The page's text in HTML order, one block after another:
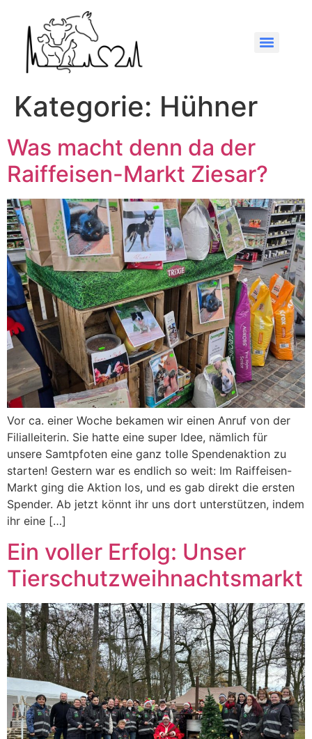
Kategorie: Hühner
Was macht denn da der
Raiffeisen-Markt Ziesar?
Vor ca. einer Woche bekamen wir einen Anruf von der
Filialleiterin. Sie hatte eine super Idee, nämlich für
unsere Samtpfoten eine ganz tolle Spendenaktion zu
starten! Gestern war es endlich so weit: Im Raiffeisen-
Markt ging die Aktion los, und es gab direkt die ersten
Spender. Ab jetzt könnt ihr uns dort unterstützen, indem
ihr eine […]
Ein voller Erfolg: Unser
Tierschutzweihnachtsmarkt